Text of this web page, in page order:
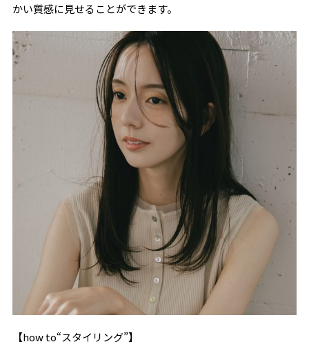
かい質感に見せることができます。
【how to“スタイリング”】